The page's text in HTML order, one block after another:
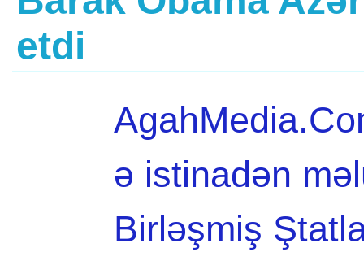
etdi
ə istinadən
Birləşmiş